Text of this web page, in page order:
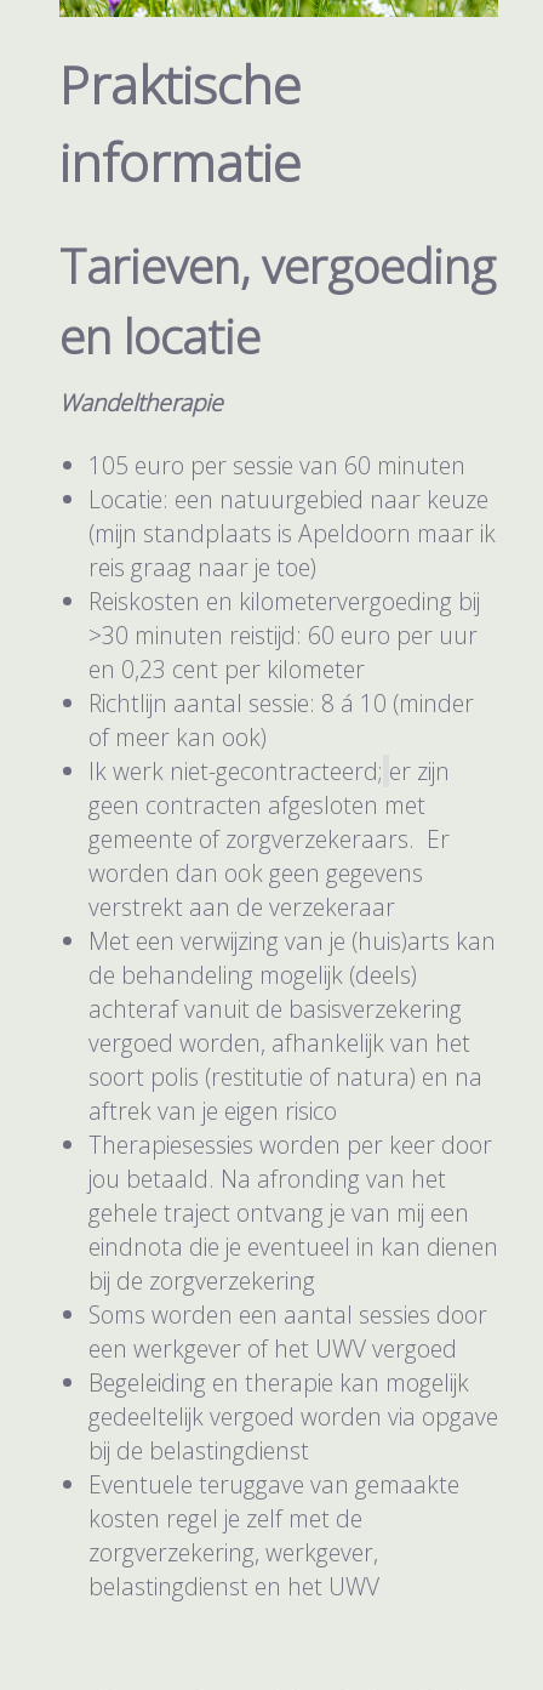
Praktische
informatie
Tarieven, vergoeding
en locatie
Wandeltherapie
105 euro per sessie van 60 minuten
Locatie: een natuurgebied naar keuze
(mijn standplaats is Apeldoorn maar ik
reis graag naar je toe)
Reiskosten en kilometervergoeding bij
>30 minuten reistijd: 60 euro per uur
en 0,23 cent per kilometer
Richtlijn aantal sessie: 8 á 10 (minder
of meer kan ook)
Ik werk niet-gecontracteerd; er zijn
geen contracten afgesloten met
gemeente of zorgverzekeraars. Er
worden dan ook geen gegevens
verstrekt aan de verzekeraar
Met een verwijzing van je (huis)arts kan
de behandeling mogelijk (deels)
achteraf vanuit de basisverzekering
vergoed worden, afhankelijk van het
soort polis (restitutie of natura) en na
aftrek van je eigen risico
Therapiesessies worden per keer door
jou betaald. Na afronding van het
gehele traject ontvang je van mij een
eindnota die je eventueel in kan dienen
bij de zorgverzekering
Soms worden een aantal sessies door
een werkgever of het UWV vergoed
Begeleiding en therapie kan mogelijk
gedeeltelijk vergoed worden via opgave
bij de belastingdienst
Eventuele teruggave van gemaakte
kosten regel je zelf met de
zorgverzekering, werkgever,
belastingdienst en het UWV